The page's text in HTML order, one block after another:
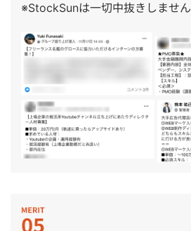
※StockSunは一切中抜きしません